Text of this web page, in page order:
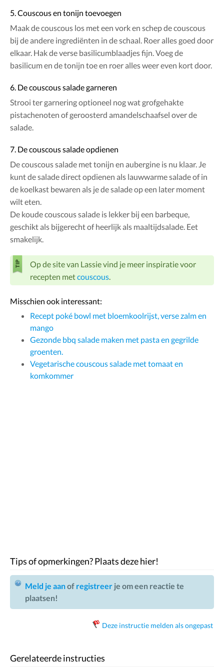
5. Couscous en tonijn toevoegen
Maak de couscous los met een vork en schep de couscous
bij de andere ingrediënten in de schaal. Roer alles goed door
elkaar. Hak de verse basilicumblaadjes fijn. Voeg de
basilicum en de tonijn toe en roer alles weer even kort door.
6. De couscous salade garneren
Strooi ter garnering optioneel nog wat grofgehakte
pistachenoten of geroosterd amandelschaafsel over de
salade.
7. De couscous salade opdienen
De couscous salade met tonijn en aubergine is nu klaar. Je
kunt de salade direct opdienen als lauwwarme salade of in
de koelkast bewaren als je de salade op een later moment
wilt eten.
De koude couscous salade is lekker bij een barbeque,
geschikt als bijgerecht of heerlijk als maaltijdsalade. Eet
smakelijk.
Op de site van Lassie vind je meer inspiratie voor
recepten metcouscous.
Misschien ook interessant:
Recept poké bowl met bloemkoolrijst, verse zalm en
mango
Gezonde bbq salade maken met pasta en gegrilde
groenten.
Vegetarische couscous salade met tomaat en
komkommer
Tips of opmerkingen? Plaats deze hier!
Meld je aanof registreer je om een reactie te
plaatsen!
Deze instructie melden als ongepast
Gerelateerde instructies